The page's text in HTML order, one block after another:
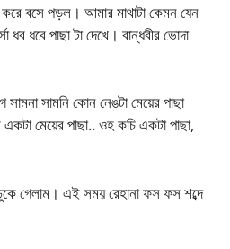
করে বসে পড়ল। আমার মাথাটা কেমন যেন
ধব ধবে পাছা টা দেখে। বান্ধবীর ভোদা
সামনি কোন নেঙটা মেয়ের পাছা
মেয়ের পাছা.. ওহ কচি একটা পাছা,
গেলাম। এই সময় রেহানা ফস ফস শব্দে